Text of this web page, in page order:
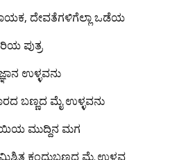
ದೇವತೆಗಳಿಗೆಲ್ಲಾ ಒಡೆಯ
ಪುತ್ರ
ಉಳ್ಳವನು
ಬಣ್ಣದ ಮೈ ಉಳ್ಳವನು
ಮುದ್ದಿನ ಮಗ
ಕಂದುಬಣ್ಣದ ಮೈ ಉಳ್ಳವ